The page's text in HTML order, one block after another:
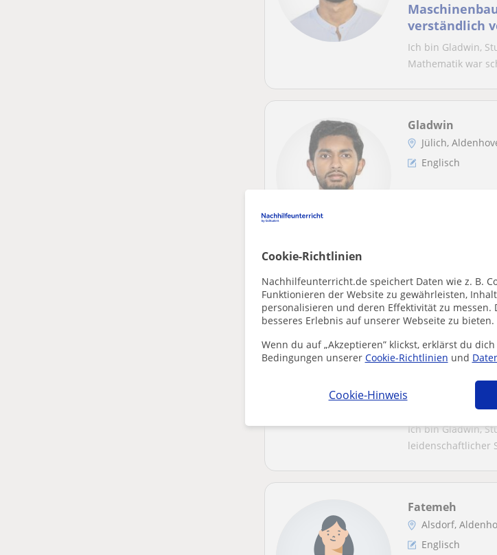
Cookie-Richtlinien
Nachhilfeunterricht.de speichert Daten wie z. B.
Funktionieren der Website zu gewährleisten,
personalisieren und deren Effektivität zu messen.
besseres Erlebnis auf unserer Webseite zu bieten.
Wenn du auf „Akzeptieren” klickst, erklärst du
Bedingungen unserer Cookie-Richtlinien und
Cookie-Hinweis
verständlich
Umgebung
Ich bin Gladwin,
Mathematik war
Gladwin
Jülich,
Englisch
Erwachsene
Ich bin Gladwin,
Gladwin
Schach
gut versteht
Ich bin Gladwin,
leidenschaftlicher
Fatemeh
Alsdorf,
Englisch